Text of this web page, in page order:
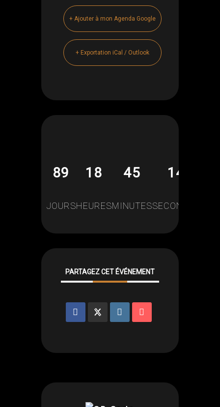
+ Ajouter à mon Agenda Google
+ Exportation iCal / Outlook
89
JOURS
18
HEURES
45
MINUTES
14
SECONDES
PARTAGEZ CET ÉVÉNEMENT